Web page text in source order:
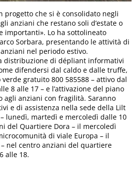
progetto che si è consolidato negli
anziani che restano soli d’estate o
importanti». Lo ha sottolineato
Sorbara, presentando le attività di
nel periodo estivo.
distribuzione di dépliant informativi
difendersi dal caldo e dalle truffe,
gratuito 800 585588 – attivo dal
8 alle 17 – e l’attivazione del piano
agli anziani con fragilità. Saranno
e di assistenza nella sede della Lilt
lunedì, martedì e mercoledì dalle 10
del Quartiere Dora – il mercoledì
di viale Europa – il
nel centro anziani del quartiere
alle 18.